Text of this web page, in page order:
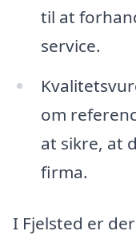
til at
service.
om
at sikre, at
firma.
I Fjelsted er